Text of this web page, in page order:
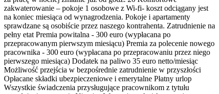
zakwaterowanie – pokoje 1 osobowe z Wi-fi- koszt odciągany jest
na koniec miesiąca od wynagrodzenia. Pokoje i apartamenty
sprawdzane są osobiście przez naszego kontrahenta. Zatrudnienie na
pełny etat Premia powitalna - 300 euro (wypłacana po
przepracowanym pierwszym miesiącu) Premia za polecenie nowego
pracownika - 300 euro (wypłacana po przepracowaniu przez niego
pierwszego miesiąca) Dodatek na paliwo 35 euro netto/miesiąc
Możliwość przejścia w bezpośrednie zatrudnienie w przyszłości
Opłacane składki ubezpieczeniowe i emerytalne Płatny urlop
Wszystkie świadczenia przysługujące pracownikom z tytułu